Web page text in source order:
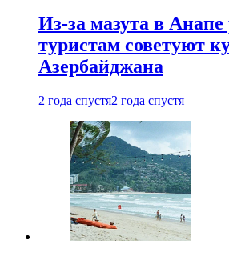
Из-за мазута в
туристам советуют
Азербайджана
2 года спустя2 года спустя